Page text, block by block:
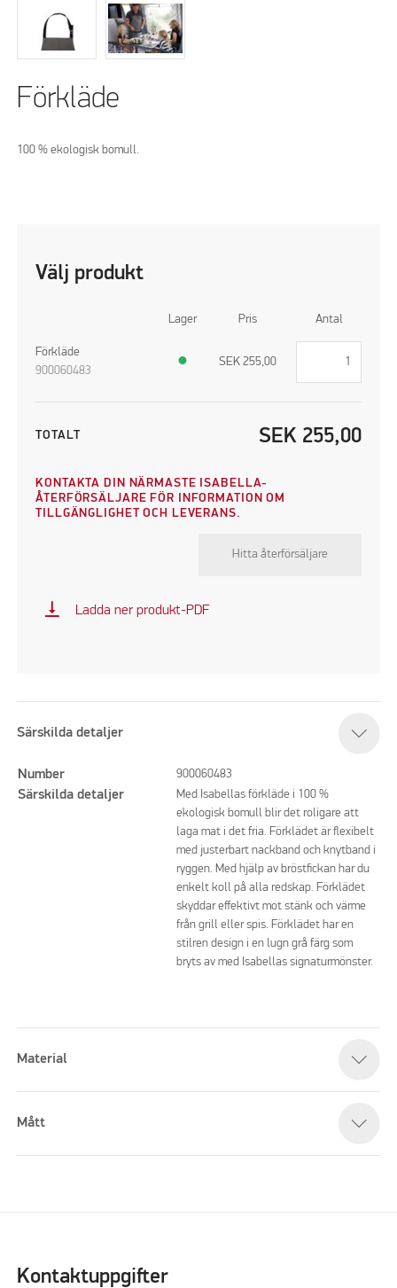
Förkläde
100 % ekologisk bomull.
Välj produkt
Lager Pris Antal
Förkläde
900060483
● SEK 255,00
TOTALT SEK 255,00
KONTAKTA DIN NÄRMASTE ISABELLA-
ÅTERFÖRSÄLJARE FÖR INFORMATION OM
TILLGÄNGLIGHET OCH LEVERANS.
Hitta återförsäljare
vertical_align_bottom Ladda ner produkt-PDF
Särskilda detaljer
Number 900060483
Särskilda detaljer
Med Isabellas förkläde i 100 %
ekologisk bomull blir det roligare att
laga mat i det fria. Förklädet är flexibelt
med justerbart nackband och knytband i
ryggen. Med hjälp av bröstfickan har du
enkelt koll på alla redskap. Förklädet
skyddar effektivt mot stänk och värme
från grill eller spis. Förklädet har en
stilren design i en lugn grå färg som
bryts av med Isabellas signaturmönster.
Material
Mått
Kontaktuppgifter